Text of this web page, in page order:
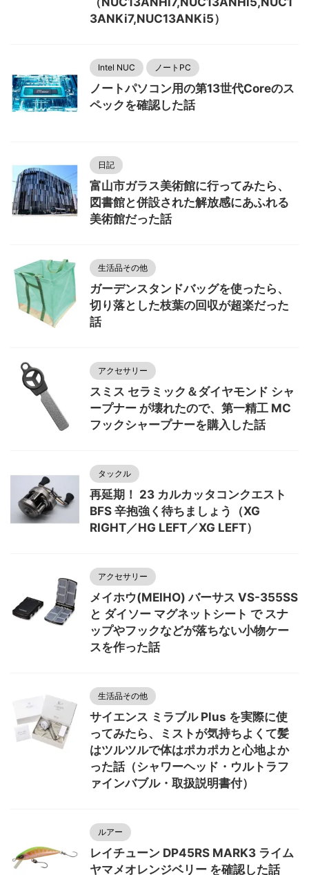
3ANKi7,NUC13ANKi5）
Intel NUC ノートPC
ノートパソコン用の第13世代Coreのス
ペックを確認した話
日記
富山市ガラス美術館に行ってみたら、
図書館と併設された解放感にあふれる
美術館だった話
生活品その他
ガーデンスタンドバッグを使ったら、
切り落とした枝葉の回収が超楽だった
話
アクセサリー
スミス セラミック＆ダイヤモンド シャ
ープナー が壊れたので、第一精工 MC
フックシャープナーを購入した話
タックル
再延期！ 23 カルカッタコンクエスト
BFS 辛抱強く待ちましょう（XG
RIGHT／HG LEFT／XG LEFT）
アクセサリー
メイホウ(MEIHO) バーサス VS-355SS
と ダイソー マグネットシート で スナ
ップやフックなどが落ちない小物ケー
スを作った話
生活品その他
サイエンス ミラブル Plus を実際に使
ってみたら、ミストが気持ちよくて髪
はツルツルで体はポカポカと心地よか
った話（シャワーヘッド・ウルトラフ
ァインバブル・取扱説明書付）
ルアー
レイチューン DP45RS MARK3 ライム
ヤマメオレンジベリー を確認した話